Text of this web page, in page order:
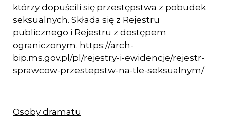
którzy dopuścili się przestępstwa z pobudek
seksualnych. Składa się z Rejestru
publicznego i Rejestru z dostępem
ograniczonym. https://arch-
bip.ms.gov.pl/pl/rejestry-i-ewidencje/rejestr-
sprawcow-przestepstw-na-tle-seksualnym/
Osoby dramatu